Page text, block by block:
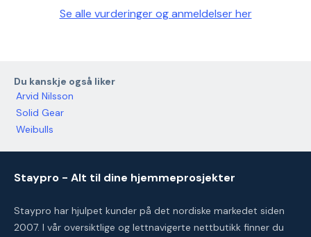
Se alle vurderinger og anmeldelser her
Du kanskje også liker
Arvid Nilsson
Solid Gear
Weibulls
Staypro - Alt til dine hjemmeprosjekter
Staypro har hjulpet kunder på det nordiske markedet siden
2007. I vår oversiktlige og lettnavigerte nettbutikk finner du